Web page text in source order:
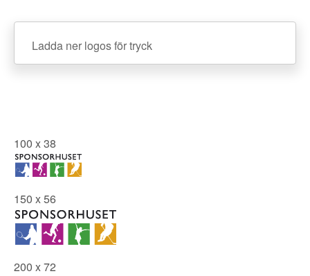
Ladda ner logos för tryck
100 x 38
150 x 56
200 x 72